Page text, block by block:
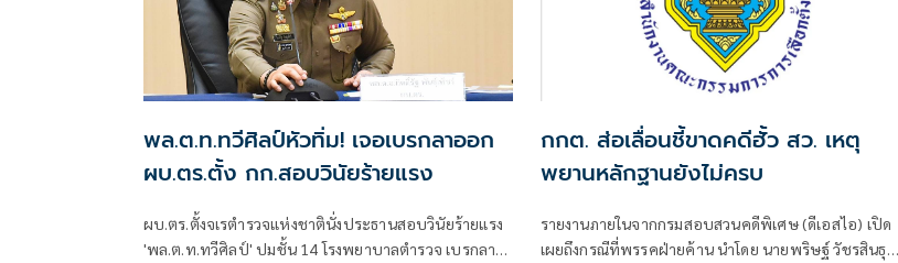
พล.ต.ท.ทวีศิลป์หัวทิ่ม! เจอเบรกลาออก
ผบ.ตร.ตั้ง กก.สอบวินัยร้ายแรง
ผบ.ตร.ตั้งจเรตำรวจแห่งชาตินั่งประธานสอบวินัยร้ายแรง
'พล.ต.ท.ทวีศิลป์' ปมชั้น 14 โรงพยาบาลตำรวจ เบรกลา
กกต. ส่อเลื่อนชี้ขาดคดีฮั้ว สว. เหตุ
พยานหลักฐานยังไม่ครบ
รายงานภายในจากกรมสอบสวนคดีพิเศษ (ดีเอสไอ) เปิด
เผยถึงกรณีที่พรรคฝ่ายค้าน นำโดย นายพริษฐ์ วัชรสินธุ